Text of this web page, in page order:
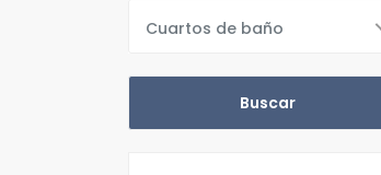
Cuartos de baño